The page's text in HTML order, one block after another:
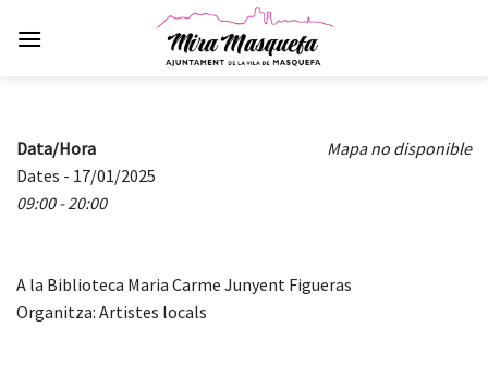
Mapa no disponible
Data/Hora
Dates - 17/01/2025
09:00 - 20:00
A la Biblioteca Maria Carme Junyent Figueras
Organitza: Artistes locals